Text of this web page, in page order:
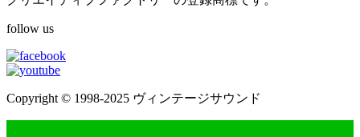
follow us
Copyright © 1998-2025 ヴィンテージサウンド